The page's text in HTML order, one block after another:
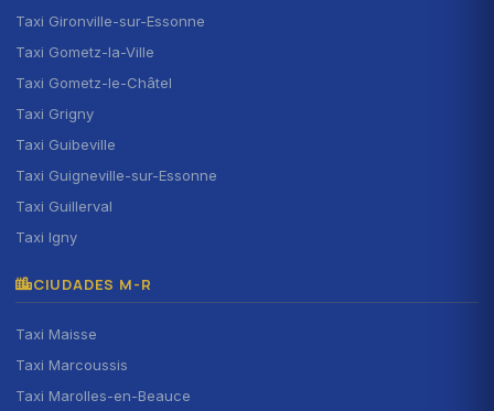
Taxi Gironville-sur-Essonne
Taxi Gometz-la-Ville
Taxi Gometz-le-Châtel
Taxi Grigny
Taxi Guibeville
Taxi Guigneville-sur-Essonne
Taxi Guillerval
Taxi Igny
CIUDADES M-R
Taxi Maisse
Taxi Marcoussis
Taxi Marolles-en-Beauce